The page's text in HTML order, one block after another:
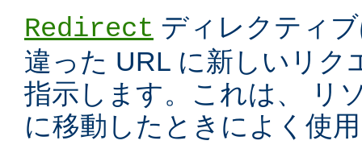
Redirect ディレクティ
違った URL に新しいリク
指示します。これは、 リ
に移動したときによく使